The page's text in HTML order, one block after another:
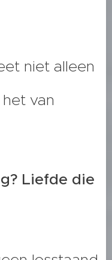
niet alleen
van
Liefde die